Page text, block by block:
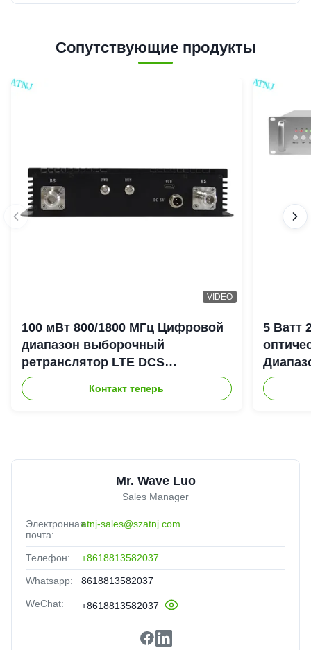
Сопутствующие продукты
VIDEO
100 мВт 800/1800 МГц Цифровой
диапазон выборочный
ретранслятор LTE DCS
Цифровой канал выборочный
Bda Пико ретранслятор
Контакт теперь
5 Ватт
DAS
Mr. Wave Luo
Sales Manager
Электронная
почта:
atnj-sales@szatnj.com
Телефон: +8618813582037
Whatsapp: 8618813582037
WeChat: +8618813582037